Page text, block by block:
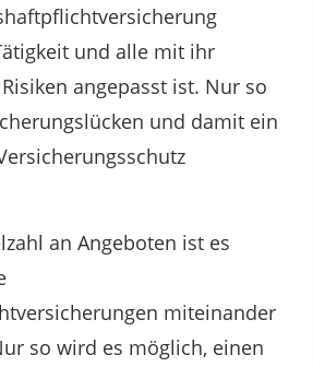
und alle mit ihr
angepasst ist. Nur so
und damit ein
an Angeboten ist es
miteinander
so wird es möglich, einen